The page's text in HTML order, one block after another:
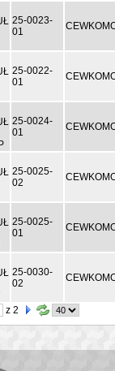
25-0023-
01
25-0022-
01
25-0024-
01
25-0025-
02
25-0025-
01
25-0030-
02
z 2